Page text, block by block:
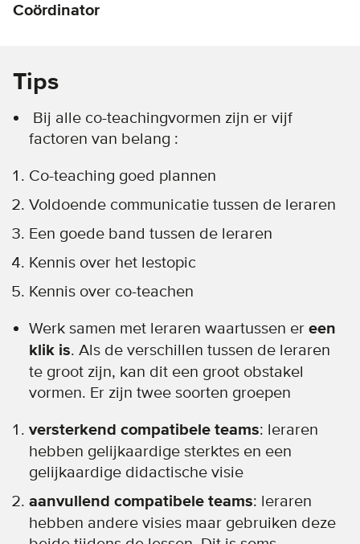
Coördinator
Tips
Bij alle co-teachingvormen zijn er vijf
factoren van belang :
Co-teaching goed plannen
Voldoende communicatie tussen de leraren
Een goede band tussen de leraren
Kennis over het lestopic
Kennis over co-teachen
Werk samen met leraren waartussen er een
klik is. Als de verschillen tussen de leraren
te groot zijn, kan dit een groot obstakel
vormen. Er zijn twee soorten groepen
versterkend compatibele teams: leraren
hebben gelijkaardige sterktes en een
gelijkaardige didactische visie
aanvullend compatibele teams: leraren
hebben andere visies maar gebruiken deze